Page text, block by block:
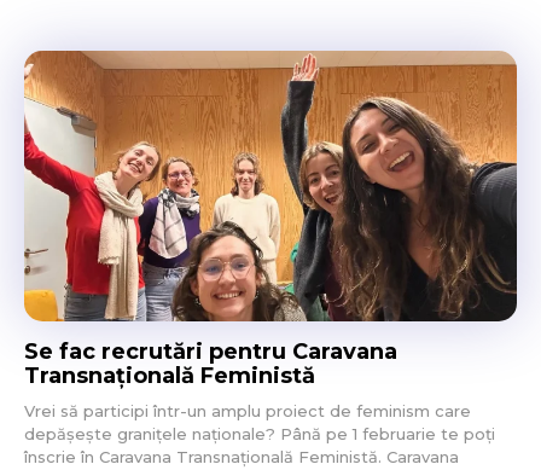
Se fac recrutări pentru Caravana
Transnațională Feministă
Vrei să participi într-un amplu proiect de feminism care
depășește granițele naționale? Până pe 1 februarie te poți
înscrie în Caravana Transnațională Feministă. Caravana